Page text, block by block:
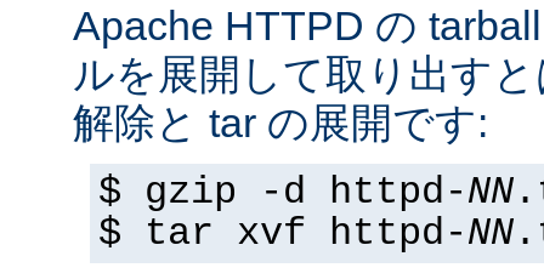
Apache HTTPD の
ルを展開して取り出す
解除と tar の展開です:
$ gzip -d httpd-NN
$ tar xvf httpd-NN